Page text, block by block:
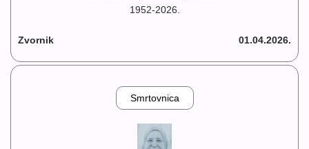
1952-2026.
Zvornik 01.04.2026.
Smrtovnica